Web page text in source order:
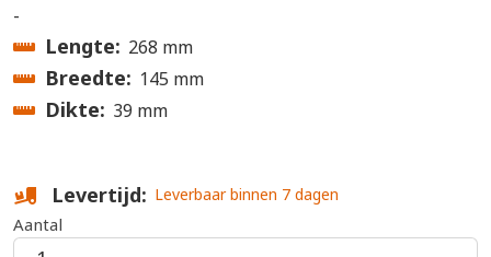
-
Lengte 268 mm
Breedte 145 mm
Dikte 39 mm
Levertijd Leverbaar binnen 7 dagen
Aantal